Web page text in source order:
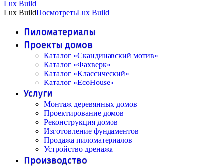
Lux Build
Lux BuildПосмотретьLux Build
Пиломатериалы
Проекты домов
Каталог «Скандинавский мотив»
Каталог «Фахверк»
Каталог «Классический»
Каталог «EcoHouse»
Услуги
Монтаж деревянных домов
Проектирование домов
Реконструкция домов
Изготовление фундаментов
Продажа пиломатериалов
Устройство дренажа
Производство